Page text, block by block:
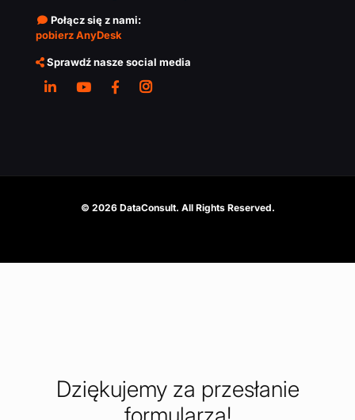
Połącz się z nami:
pobierz AnyDesk
Sprawdź nasze social media
© 2026 DataConsult. All Rights Reserved.
Dziękujemy za przesłanie